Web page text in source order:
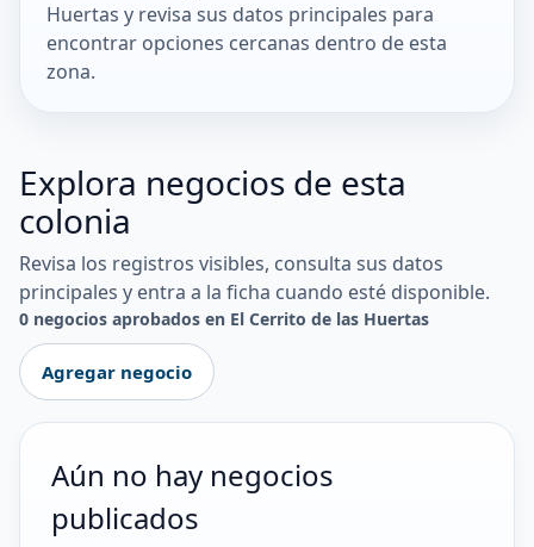
Huertas y revisa sus datos principales para
encontrar opciones cercanas dentro de esta
zona.
Explora negocios de esta
colonia
Revisa los registros visibles, consulta sus datos
principales y entra a la ficha cuando esté disponible.
0 negocios aprobados en El Cerrito de las Huertas
Agregar negocio
Aún no hay negocios
publicados